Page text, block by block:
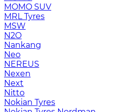
MOMO SUV
MRL Tyres
MSW
N2O
Nankang
Neo
NEREUS
Nexen
Next
Nitto
Nokian Tyres